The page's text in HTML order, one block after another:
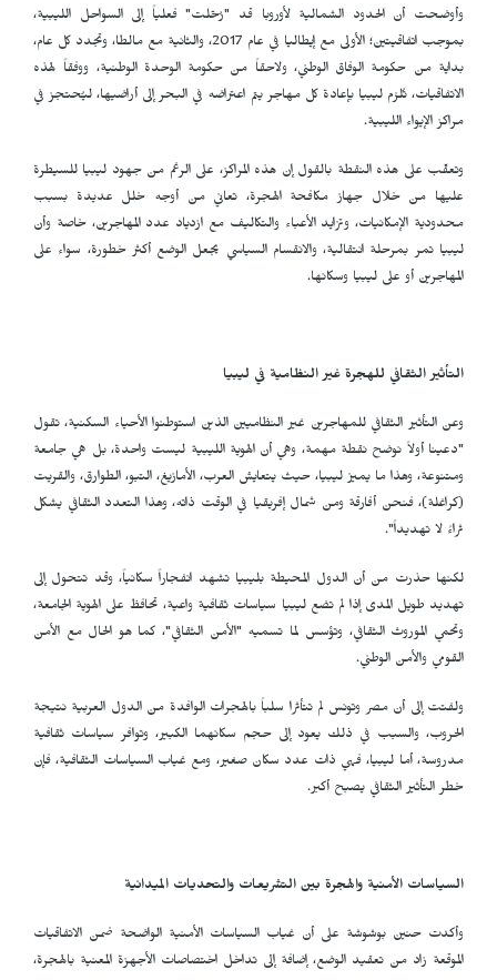
وأوضحت أن الحدود الشمالية لأوروبا قد "رُحّلت" فعلياً إلى السواحل الليبية،
بموجب اتفاقيتين؛ الأولى مع إيطاليا في عام 2017، والثانية مع مالطا، وتجدد كل عام،
بداية من حكومة الوفاق الوطني، ولاحقاً من حكومة الوحدة الوطنية، ووفقاً لهذه
الاتفاقيات، تُلزم ليبيا بإعادة كل مهاجر يتم اعتراضه في البحر إلى أراضيها، ليُحتجز في
مراكز الإيواء الليبية.
وتعقّب على هذه النقطة بالقول إن هذه المراكز، على الرغم من جهود ليبيا للسيطرة
عليها من خلال جهاز مكافحة الهجرة، تعاني من أوجه خلل عديدة بسبب
محدودية الإمكانيات، وتزايد الأعباء والتكاليف مع ازدياد عدد المهاجرين، خاصة وأن
ليبيا تمر بمرحلة انتقالية، والانقسام السياسي يجعل الوضع أكثر خطورة، سواء على
المهاجرين أو على ليبيا وسكانها.
التأثير الثقافي للهجرة غير النظامية في ليبيا
وعن التأثير الثقافي للمهاجرين غير النظاميين الذين استوطنوا الأحياء السكنية، تقول
"دعينا أولاً نوضح نقطة مهمة، وهي أن الهوية الليبية ليست واحدة، بل هي جامعة
ومتنوعة، وهذا ما يميز ليبيا، حيث يتعايش العرب، الأمازيغ، التبو، الطوارق، والقريت
(كراغلة)، فنحن أفارقة ومن شمال إفريقيا في الوقت ذاته، وهذا التعدد الثقافي يشكل
ثراءً لا تهديداً".
لكنها حذرت من أن الدول المحيطة بليبيا تشهد انفجاراً سكانياً، وقد تتحول إلى
تهديد طويل المدى إذا لم تضع ليبيا سياسات ثقافية واعية، تحافظ على الهوية الجامعة،
وتحمي الموروث الثقافي، وتؤسس لما تسميه "الأمن الثقافي"، كما هو الحال مع الأمن
القومي والأمن الوطني.
ولفتت إلى أن مصر وتونس لم تتأثرا سلباً بالهجرات الوافدة من الدول العربية نتيجة
الحروب، والسبب في ذلك يعود إلى حجم سكانهما الكبير، وتوافر سياسات ثقافية
مدروسة، أما ليبيا، فهي ذات عدد سكان صغير، ومع غياب السياسات الثقافية، فإن
خطر التأثير الثقافي يصبح أكبر.
السياسات الأمنية والهجرة بين التشريعات والتحديات الميدانية
وأكدت حنين بوشوشة على أن غياب السياسات الأمنية الواضحة ضمن الاتفاقيات
الموقعة زاد من تعقيد الوضع، إضافة إلى تداخل اختصاصات الأجهزة المعنية بالهجرة،